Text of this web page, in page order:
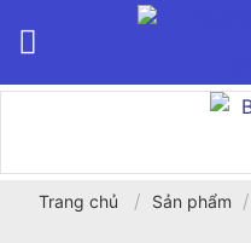
Trang chủ / Sản phẩm /